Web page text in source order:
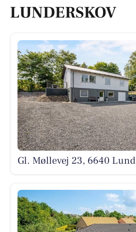
LUNDERSKOV
Gl. Møllevej 23, 6640